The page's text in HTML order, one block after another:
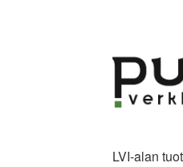
navigointiin
sisältöön
LVI-alan